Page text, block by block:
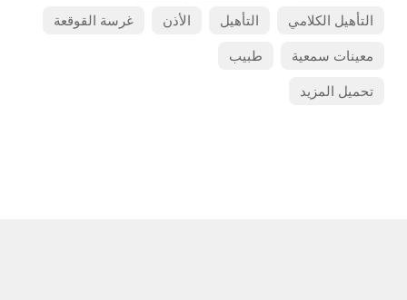
التأهيل الكلامي
التأهيل الأذن
غرسة القوقعة
معينات سمعية
طبيب
تحميل المزيد